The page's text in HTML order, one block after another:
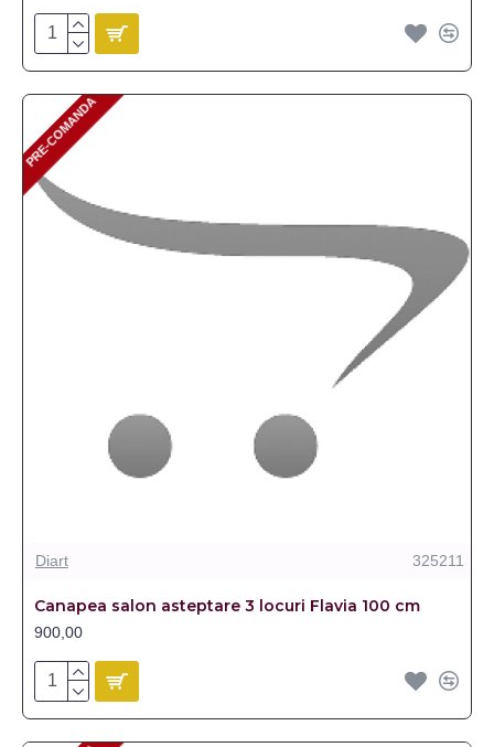
PRE-COMANDA
PRE-COMANDA
Diart 325211
Canapea salon asteptare 3 locuri Flavia 100 cm
900,00